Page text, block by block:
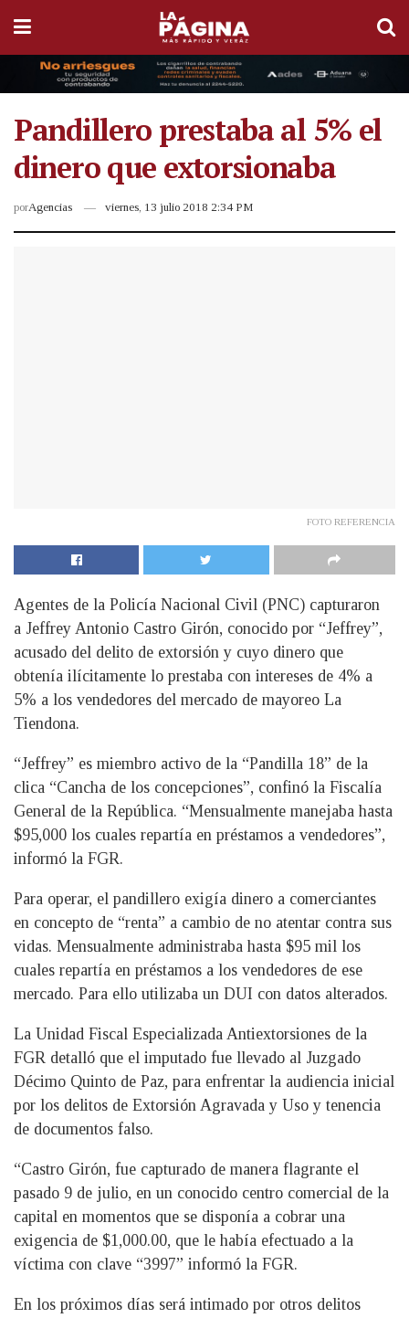
Pandillero prestaba al 5% el
dinero que extorsionaba
porAgencias viernes, 13 julio 2018 2:34 PM
FOTO REFERENCIA
Agentes de la Policía Nacional Civil (PNC) capturaron
a Jeffrey Antonio Castro Girón, conocido por “Jeffrey”,
acusado del delito de extorsión y cuyo dinero que
obtenía ilícitamente lo prestaba con intereses de 4% a
5% a los vendedores del mercado de mayoreo La
Tiendona.
“Jeffrey” es miembro activo de la “Pandilla 18” de la
clica “Cancha de los concepciones”, confinó la Fiscalía
General de la República. “Mensualmente manejaba hasta
$95,000 los cuales repartía en préstamos a vendedores”,
informó la FGR.
Para operar, el pandillero exigía dinero a comerciantes
en concepto de “renta” a cambio de no atentar contra sus
vidas. Mensualmente administraba hasta $95 mil los
cuales repartía en préstamos a los vendedores de ese
mercado. Para ello utilizaba un DUI con datos alterados.
La Unidad Fiscal Especializada Antiextorsiones de la
FGR detalló que el imputado fue llevado al Juzgado
Décimo Quinto de Paz, para enfrentar la audiencia inicial
por los delitos de Extorsión Agravada y Uso y tenencia
de documentos falso.
“Castro Girón, fue capturado de manera flagrante el
pasado 9 de julio, en un conocido centro comercial de la
capital en momentos que se disponía a cobrar una
exigencia de $1,000.00, que le había efectuado a la
víctima con clave “3997” informó la FGR.
En los próximos días será intimado por otros delitos